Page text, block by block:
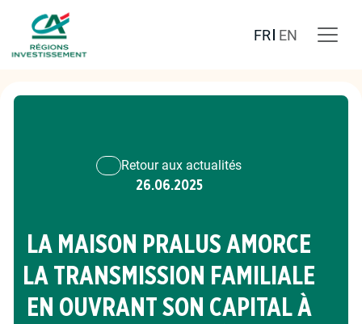
FR EN
Retour aux actualités
26.06.2025
LA MAISON PRALUS AMORCE
LA TRANSMISSION FAMILIALE
EN OUVRANT SON CAPITAL À